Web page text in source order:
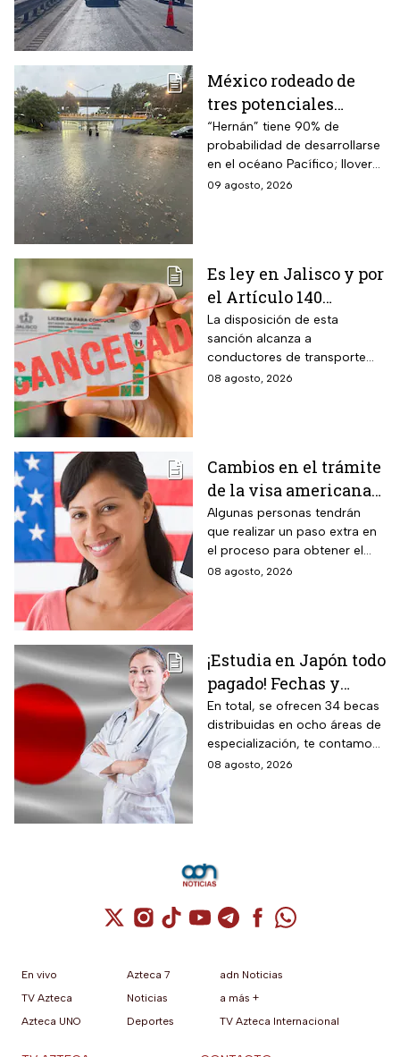
México rodeado de
tres potenciales
ciclones; “Hernán” se
coloca en el mapa del
Pacífico
“Hernán” tiene 90% de
probabilidad de desarrollarse
en el océano Pacífico; lloverá
muy fuerte en cuatro estados
09 agosto, 2026
Es ley en Jalisco y por
el Artículo 140
cancelarán la licencia
de conducir de por
vida a todos los
automovilistas que
La disposición de esta
sanción alcanza a
conductores de transporte
escolar, unidades de
común.
08 agosto, 2026
Cambios en el trámite
de la visa americana
2026 y para quiénes
aplica
Algunas personas tendrán
que realizar un paso extra en
el proceso para obtener el
documento que permite
08 agosto, 2026
¡Estudia en Japón todo
pagado! Fechas y
requisitos de la
convocatoria para
becas de estancias en
2026
En total, se ofrecen 34 becas
distribuidas en ocho áreas de
especialización, te contamos
todos los detalles.
08 agosto, 2026
Cuenta de X / Twitter (se abre en una
Cuenta de Instagram (se abre en una
Cuenta de TikTok (se abre en
Cuenta de YouTube (se abre
Cuenta de Telegram (se
Cuenta de
Cuenta de
En vivo
TV Azteca
Azteca UNO
Azteca 7
Noticias
Deportes
adn Noticias
a más +
TV Azteca Internacional